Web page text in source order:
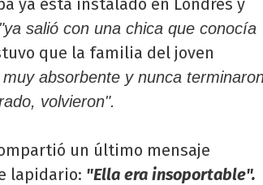
ya está instalado en Londres y
"ya salió con una chica que conocía
que la familia del joven
muy absorbente y nunca
volvieron".
un último mensaje
lapidario: "Ella era insoportable".